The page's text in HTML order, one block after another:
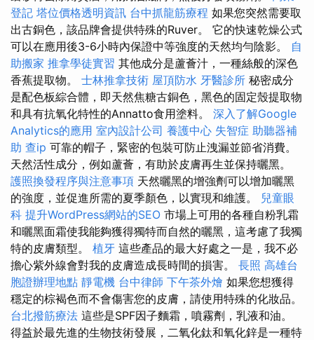
登記 塔位價格透明資訊 台中抓龍筋療程 如果您突然需要取
出古銅色，該品牌會提供特殊的Ruver。 它的快速乾燥公式
可以在應用後3-6小時內保證中等強度的天然均勻陰影。 自
助搬家 推拿學徒實習 其他成分是蘆薈汁，一種絲般的深色
香蕉提取物。 士林推拿技術 屋頂防水 牙醫診所 秘密成分
是配色板綜合體，即天然焦糖古銅色，黑色的固定殼提取物
和具有抗氧化特性的Annatto食用塗料。 深入了解Google
Analytics的應用 室內設計公司 養護中心 失智症 助聽器補
助 查ip 可靠的帽子，緊密的包裝可防止洩漏並節省消費。
天然活性成分，例如蘆薈，有助於皮膚再生並保持曬黑。
護照換發程序與注意事項 天然曬黑的增強劑可以增加曬黑
的強度，並促進所需的夏季顏色，以實現和維護。 兒童眼
科 提升WordPress網站的SEO 市場上可用的各種自粉乳霜
和曬黑面霜使我能夠獲得獨特而自然的曬黑，這考慮了我獨
特的皮膚類型。 植牙 這些產品的最大好處之一是，我不必
擔心紫外線會對我的皮膚造成長時間的損害。 長照 高雄台
胞證辦理地點 靜電機 台中律師 下午茶外燴 如果您想獲得
穩定的棕褐色而不會傷害您的皮膚，請使用特殊的化妝品。
台北撥筋療法 這些是SPF因子麵霜，噴霧劑，乳液和油。
得益於最先進的生物技術發展，二氧化鈦和氧化鋅是一種特